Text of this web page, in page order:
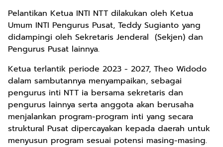
Pelantikan Ketua INTI NTT dilakukan oleh Ketua
Umum INTI Pengurus Pusat, Teddy Sugianto yang
didampingi oleh Sekretaris Jenderal (Sekjen) dan
Pengurus Pusat lainnya.
Ketua terlantik periode 2023 - 2027, Theo Widodo
dalam sambutannya menyampaikan, sebagai
pengurus inti NTT ia bersama sekretaris dan
pengurus lainnya serta anggota akan berusaha
menjalankan program-program inti yang secara
struktural Pusat dipercayakan kepada daerah untuk
menyusun program sesuai potensi masing-masing.